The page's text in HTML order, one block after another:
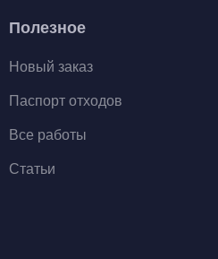
Полезное
Новый заказ
Паспорт отходов
Все работы
Статьи